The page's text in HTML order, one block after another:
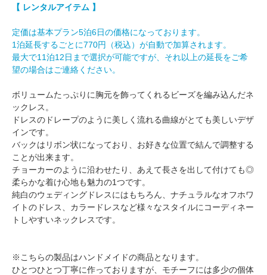
【 レンタルアイテム 】
定価は基本プラン5泊6日の価格になっております。
1泊延長するごとに770円（税込）が自動で加算されます。
最大で11泊12日まで選択が可能ですが、それ以上の延長をご希
望の場合はご連絡ください。
ボリュームたっぷりに胸元を飾ってくれるビーズを編み込んだネ
ックレス。
ドレスのドレープのように美しく流れる曲線がとても美しいデザ
インです。
バックはリボン状になっており、お好きな位置で結んで調整する
ことが出来ます。
チョーカーのように沿わせたり、あえて長さを出して付けても◎
柔らかな着け心地も魅力の1つです。
純白のウェディングドレスにはもちろん、ナチュラルなオフホワ
イトのドレス、カラードレスなど様々なスタイルにコーディネー
トしやすいネックレスです。
※こちらの製品はハンドメイドの商品となります。
ひとつひとつ丁寧に作っておりますが、モチーフには多少の個体